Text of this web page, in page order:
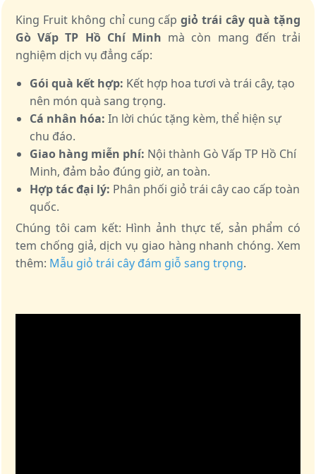
King Fruit không chỉ cung cấpgiỏ trái cây quà tặng
Gò Vấp TP Hồ Chí Minh mà còn mang đến trải
nghiệm dịch vụ đẳng cấp:
Gói quà kết hợp: Kết hợp hoa tươi và trái cây, tạo
nên món quà sang trọng.
Cá nhân hóa: In lời chúc tặng kèm, thể hiện sự
chu đáo.
Giao hàng miễn phí: Nội thành Gò Vấp TP Hồ Chí
Minh, đảm bảo đúng giờ, an toàn.
Hợp tác đại lý: Phân phối giỏ trái cây cao cấp toàn
quốc.
Chúng tôi cam kết: Hình ảnh thực tế, sản phẩm có
tem chống giả, dịch vụ giao hàng nhanh chóng. Xem
thêm: Mẫu giỏ trái cây đám giỗ sang trọng.